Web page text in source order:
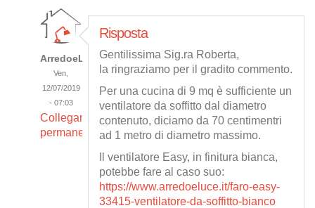
ArredoeLuce
Ven,
12/07/2019
- 07:03
Collegamento
permanente
Risposta
Gentilissima Sig.ra Roberta,
la ringraziamo per il gradito commento.
Per una cucina di 9 mq è sufficiente un
ventilatore da soffitto dal diametro
contenuto, diciamo da 70 centimentri
ad 1 metro di diametro massimo.
Il ventilatore Easy, in finitura bianca,
potebbe fare al caso suo:
https://www.arredoeluce.it/faro-easy-
33415-ventilatore-da-soffitto-bianco